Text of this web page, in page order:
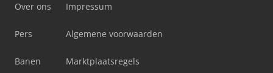
Over ons
Pers
Banen
Impressum
Algemene voorwaarden
Marktplaatsregels